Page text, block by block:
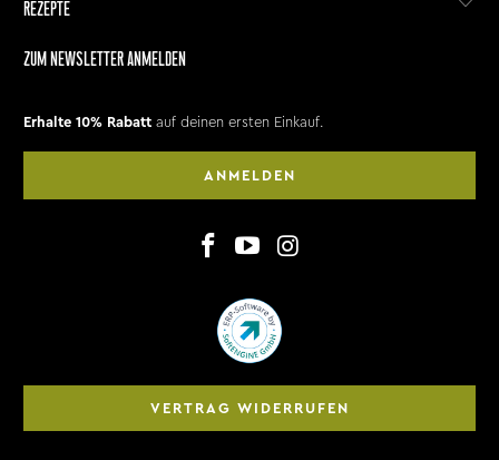
REZEPTE
ZUM NEWSLETTER ANMELDEN
Erhalte 10% Rabatt auf deinen ersten Einkauf.
ANMELDEN
VERTRAG WIDERRUFEN